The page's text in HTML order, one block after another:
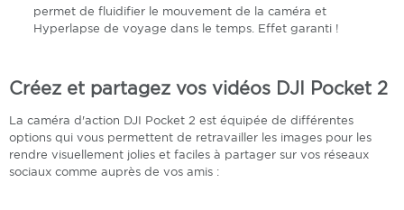
permet de fluidifier le mouvement de la caméra et
Hyperlapse de voyage dans le temps. Effet garanti !
Créez et partagez vos vidéos DJI Pocket 2
La caméra d'action DJI Pocket 2 est équipée de différentes
options qui vous permettent de retravailler les images pour les
rendre visuellement jolies et faciles à partager sur vos réseaux
sociaux comme auprès de vos amis :